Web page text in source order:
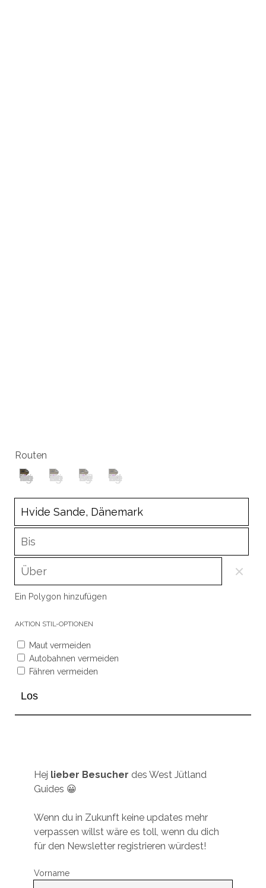
Routen
Ein Polygon hinzufügen
AKTION STIL-OPTIONEN
Maut vermeiden
Autobahnen vermeiden
Fähren vermeiden
Hej lieber Besucher des West Jütland
Guides 😀
Wenn du in Zukunft keine updates mehr
verpassen willst wäre es toll, wenn du dich
für den Newsletter registrieren würdest!
Vorname